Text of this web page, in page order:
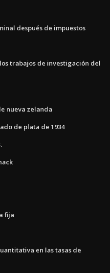
después de impuestos
trabajos de investigación del
nueva zelanda
de plata de 1934
fija
en las tasas de